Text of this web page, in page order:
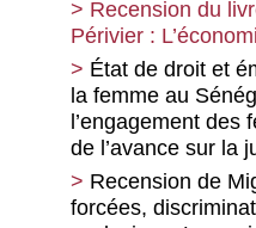
Crise de
monétaire : le
franc CFA à l’eco
Les rapports de
nouent autour de
vaccins contre le
pays du Sud
Recension du
Périvier :
État de droit et
la femme au
l’engagement des
de l’avance sur la
Recension de
forcées,